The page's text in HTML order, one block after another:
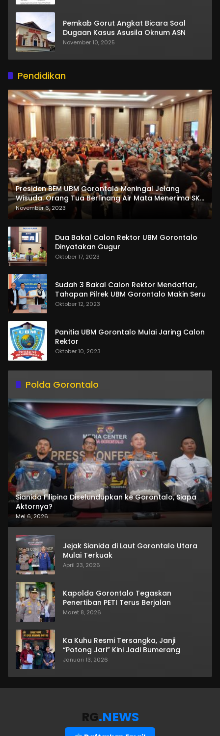
Pemkab Gorut Angkat Bicara Soal
Dugaan Kasus Asusila Oknum ASN
November 10, 2025
Pendidikan
Presiden BEM UBM Gorontalo Meningal Jelang
Wisuda. Orang Tua Berlinang Air Mata Menerima SKL
dan Pemasangan Salempang
November 6, 2023
Dua Bakal Calon Rektor UBM Gorontalo
Dinyatakan Gugur
Oktober 17, 2023
Sudah 3 Bakal Calon Rektor Mendaftar,
Tahapan Pilrek UBM Gorontalo Makin Seru
Oktober 12, 2023
Panitia UBM Gorontalo Mulai Jaring Calon
Rektor
Oktober 10, 2023
Polda Gorontalo
Sianida Filipina Diselundupkan ke Gorontalo, Siapa
Aktornya?
Mei 6, 2026
Jejak Sianida di Laut Gorontalo Utara
Mulai Terkuak
April 23, 2026
Kapolda Gorontalo Tegaskan
Penertiban PETI Terus Berjalan
Maret 8, 2026
Ka Kuhu Resmi Tersangka, Janji
“Potong Jari” Kini Jadi Bumerang
Januari 13, 2026
RG.NEWS